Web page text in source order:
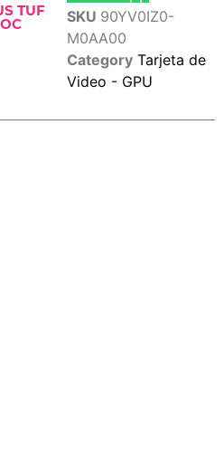
TUF
SKU 90YV0IZ0-
M0AA00
Category Tarjeta de
Video - GPU